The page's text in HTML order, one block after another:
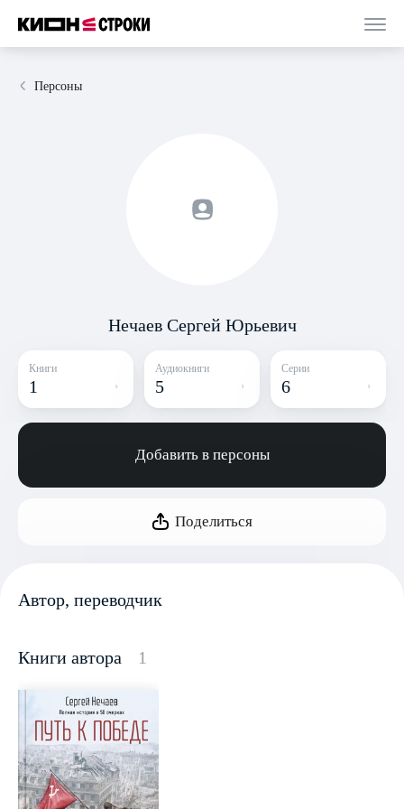
Персоны
Нечаев Сергей Юрьевич
Книги
1
Аудиокниги
5
Серии
6
Добавить в персоны
Поделиться
Автор, переводчик
Книги автора 1